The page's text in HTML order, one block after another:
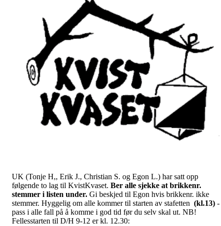
UK (Tonje H,, Erik J., Christian S. og Egon L.) har satt opp
følgende to lag til KvistKvaset. Ber alle sjekke at brikkenr.
stemmer i listen under. Gi beskjed til Egon hvis brikkenr. ikke
stemmer. Hyggelig om alle kommer til starten av stafetten (kl.13) -
pass i alle fall på å komme i god tid før du selv skal ut. NB!
Fellesstarten til D/H 9-12 er kl. 12.30: